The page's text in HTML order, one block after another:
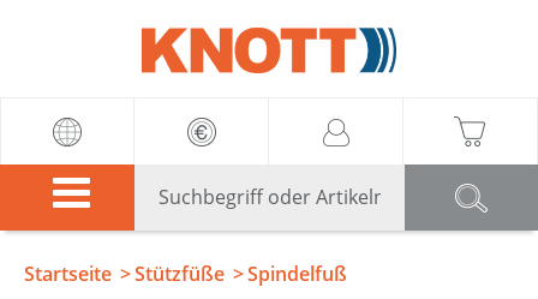
Startseite Stützfüße Spindelfuß